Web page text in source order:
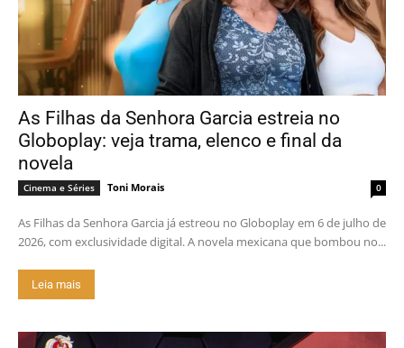
As Filhas da Senhora Garcia estreia no
Globoplay: veja trama, elenco e final da
novela
Cinema e Séries Toni Morais 0
As Filhas da Senhora Garcia já estreou no Globoplay em 6 de julho de
2026, com exclusividade digital. A novela mexicana que bombou no...
Leia mais